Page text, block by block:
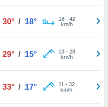
30° / 18° 18- 42
km/h
29° / 15° 13- 28
km/h
33° / 17° 11 - 32
km/h